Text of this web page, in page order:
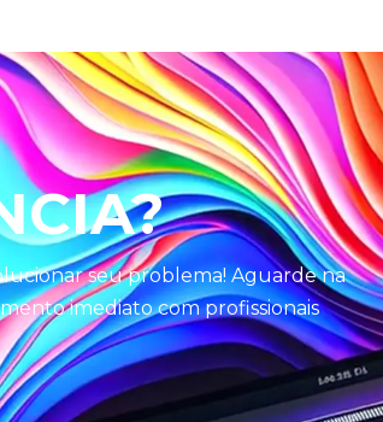
seu problema! Aguarde na
imediato com profissionais